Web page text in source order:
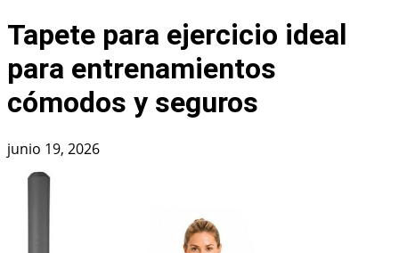
Tapete para ejercicio ideal
para entrenamientos
cómodos y seguros
junio 19, 2026